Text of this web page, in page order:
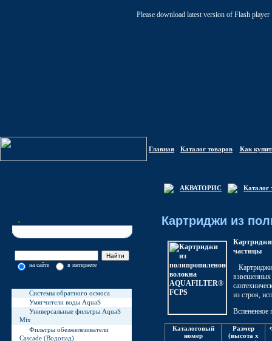
Please download latest version of Flash player
Главная Каталог товаров Как
на сайте в интернете
Системы обратного осмоса
Умягчители воды AquaS
Универсальные фильтры AquaS
Mix
Фильтры обезжелезиватели
Cascade (Водопад)
АКВАТОРИС Каталог
Картриджи из
Картриджи
частицы
из строя,
Вспененное
Каталоговый
номер
Размер
(высота x